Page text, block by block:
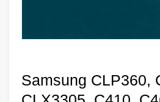
Samsung CLP360,